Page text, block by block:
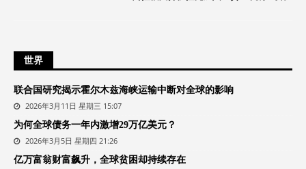
世界
联合国研究揭示霍尔木兹海峡运输中断对全球的影响
2026年3月11日 星期三 15:07
为何全球债务一年内激增29万亿美元？
2026年3月5日 星期四 21:26
亿万富翁财富飙升，全球贫困却持续存在